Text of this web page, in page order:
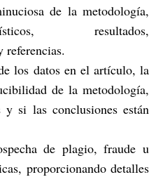
de la metodología,
resultados,
referencias.
los datos en el artículo, la
de la metodología,
si las conclusiones están
de plagio, fraude u
proporcionando detalles